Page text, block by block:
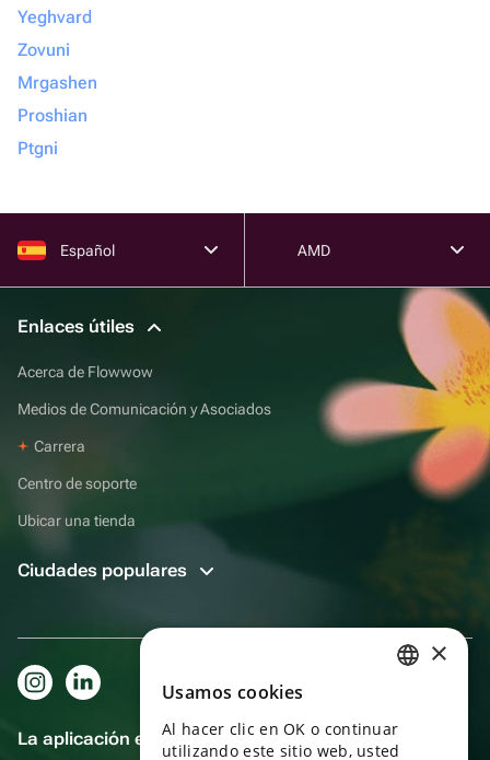
Yeghvard
Zovuni
Mrgashen
Proshian
Ptgni
Español AMD
Enlaces útiles
Acerca de Flowwow
Medios de Comunicación y Asociados
Carrera
Centro de soporte
Ubicar una tienda
Ciudades populares
La aplicación es aún más práctica. ENGLISH
×
Usamos cookies
Al hacer clic en OK o continuar
utilizando este sitio web, usted